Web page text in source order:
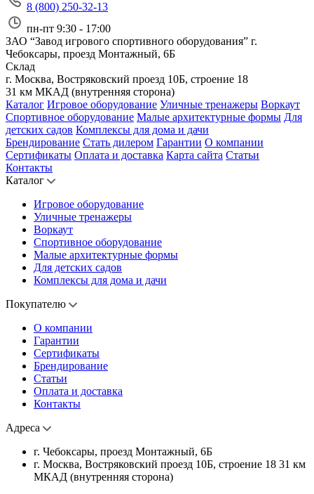
8 (800) 250-32-13
пн-пт 9:30 - 17:00
ЗАО “Завод игрового спортивного оборудования” г.
Чебоксары, проезд Монтажный, 6Б
Склад
г. Москва, Востряковский проезд 10Б, строение 18
31 км МКАД (внутренняя сторона)
Каталог Игровое оборудование Уличные тренажеры Воркаут
Спортивное оборудование Малые архитектурные формы Для
детских садов Комплексы для дома и дачи
Брендирование Стать дилером Гарантии О компании
Сертификаты Оплата и доставка Карта сайта Статьи
Контакты
Каталог
Игровое оборудование
Уличные тренажеры
Воркаут
Спортивное оборудование
Малые архитектурные формы
Для детских садов
Комплексы для дома и дачи
Покупателю
О компании
Гарантии
Сертификаты
Брендирование
Статьи
Оплата и доставка
Контакты
Адреса
г. Чебоксары, проезд Монтажный, 6Б
г. Москва, Востряковский проезд 10Б, строение 18 31 км
МКАД (внутренняя сторона)